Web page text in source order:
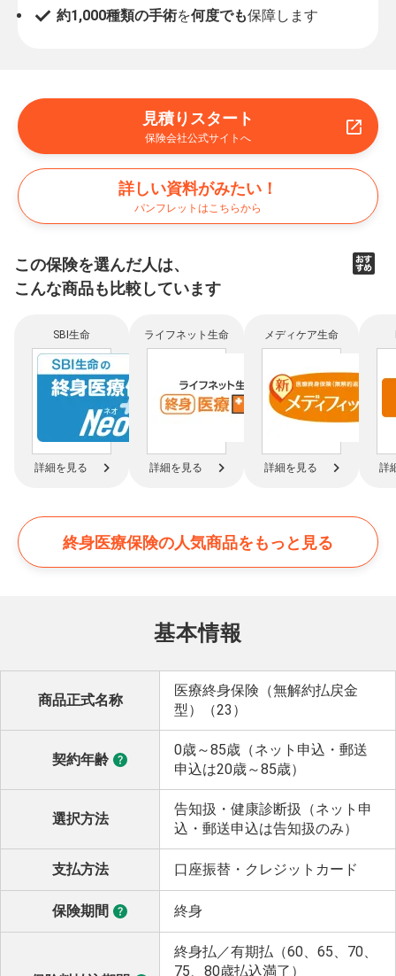
約1,000種類の手術を何度でも保障します
見積りスタート
保険会社公式サイトへ
詳しい資料がみたい！
パンフレットはこちらから
この保険を選んだ人は、
こんな商品も比較しています
SBI生命
詳細を見る
ライフネット生命
詳細を見る
メディケア生命
詳細を見る 詳
終身医療保険の人気商品をもっと見る
基本情報
商品正式名称
医療終身保険（無解約払戻金
型）（23）
契約年齢
0歳～85歳（ネット申込・郵送
申込は20歳～85歳）
選択方法
告知扱・健康診断扱（ネット申
込・郵送申込は告知扱のみ）
支払方法 口座振替・クレジットカード
保険期間 終身
終身払／有期払（60、65、70、
75、80歳払込満了）